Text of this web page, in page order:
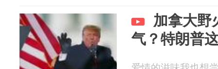
加拿大野
气？特朗普